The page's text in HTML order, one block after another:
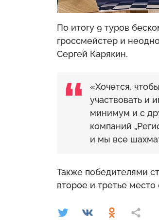
По итогу 9 туров
гроссмейстер и
Сергей Карякин.
«Хочется,
участвовать и
минимум и с
компаний
и мы все
Также победителями
второе и третье место